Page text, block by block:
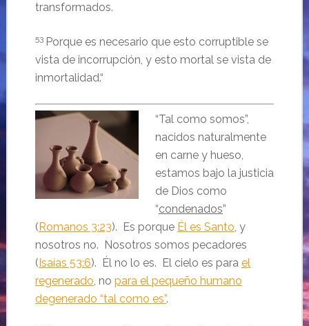
transformados.
53 Porque es necesario que esto corruptible se
vista de incorrupción, y esto mortal se vista de
inmortalidad.“
“Tal como somos”,
nacidos naturalmente
en carne y hueso,
estamos bajo la justicia
de Dios como
“condenados”
( Romanos 3:23). Es porque Él es Santo, y
nosotros no. Nosotros somos pecadores
( Isaías 53:6). Él no lo es. El cielo es para el
regenerado, no para el pequeño humano
degenerado “tal como es”.